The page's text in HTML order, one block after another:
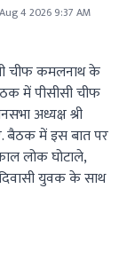
Aug 4 2026 9:37 AM
चीफ कमलनाथ के
में पीसीसी चीफ
अध्यक्ष श्री
बैठक में इस बात पर
लोक घोटाले,
युवक के साथ